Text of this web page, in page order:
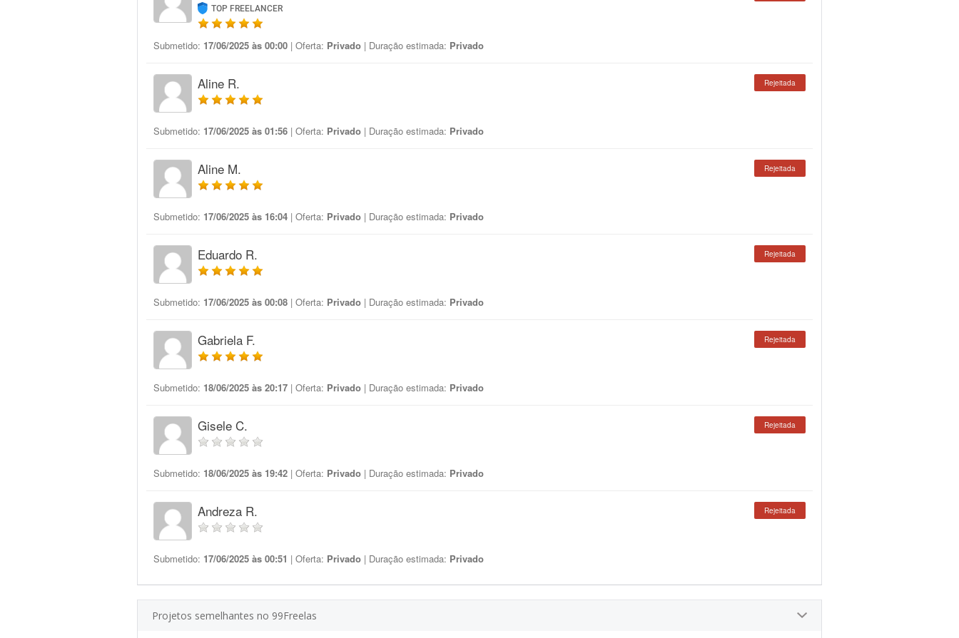
TOP FREELANCER
Submetido: 17/06/2025 às 00:00 | Oferta: Privado | Duração estimada: Privado
Aline R. Rejeitada
Submetido: 17/06/2025 às 01:56 | Oferta: Privado | Duração estimada: Privado
Aline M. Rejeitada
Submetido: 17/06/2025 às 16:04 | Oferta: Privado | Duração estimada: Privado
Eduardo R. Rejeitada
Submetido: 17/06/2025 às 00:08 | Oferta: Privado | Duração estimada: Privado
Gabriela F. Rejeitada
Submetido: 18/06/2025 às 20:17 | Oferta: Privado | Duração estimada: Privado
Gisele C. Rejeitada
Submetido: 18/06/2025 às 19:42 | Oferta: Privado | Duração estimada: Privado
Andreza R. Rejeitada
Submetido: 17/06/2025 às 00:51 | Oferta: Privado | Duração estimada: Privado
Projetos semelhantes no 99Freelas